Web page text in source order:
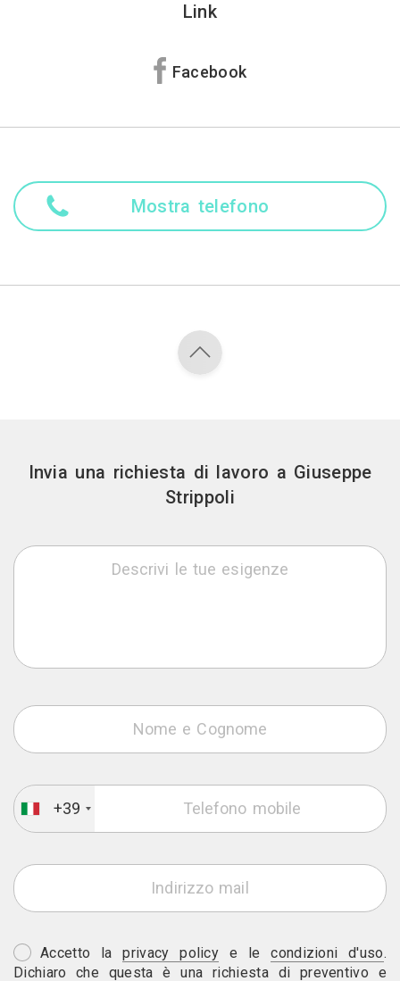
Link
Facebook
Mostra telefono
Invia una richiesta di lavoro a Giuseppe
Strippoli
+39
Accetto laprivacy policy e lecondizioni d'uso.
Dichiaro che questa è una richiesta di preventivo e